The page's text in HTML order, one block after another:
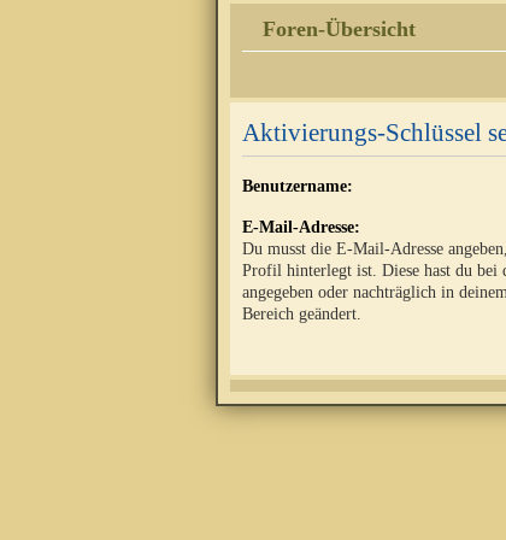
Foren-Übersicht
Aktivierungs-Schlüssel
Benutzername:
E-Mail-Adresse:
Du musst die E-Mail-Adresse
Profil hinterlegt ist. Diese hast du bei
angegeben oder nachträglich in
Bereich geändert.